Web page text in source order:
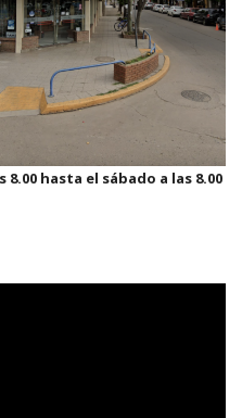
hasta el sábado a las 8.00